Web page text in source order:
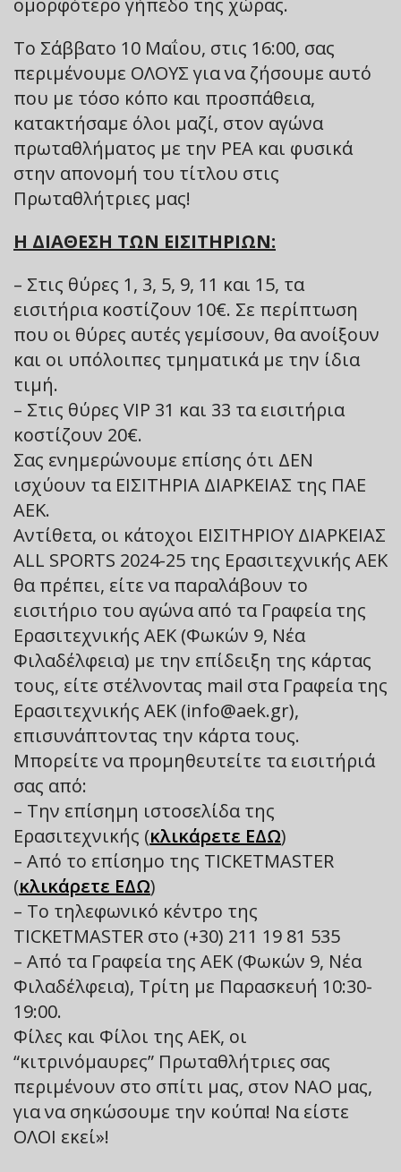
Το Σάββατο 10 Μαΐου, στις 16:00, σας
περιμένουμε ΟΛΟΥΣ για να ζήσουμε αυτό
που με τόσο κόπο και προσπάθεια,
κατακτήσαμε όλοι μαζί, στον αγώνα
πρωταθλήματος με την ΡΕΑ και φυσικά
στην απονομή του τίτλου στις
Πρωταθλήτριες μας!
Η ΔΙΑΘΕΣΗ ΤΩΝ ΕΙΣΙΤΗΡΙΩΝ:
– Στις θύρες 1, 3, 5, 9, 11 και 15, τα
εισιτήρια κοστίζουν 10€. Σε περίπτωση
που οι θύρες αυτές γεμίσουν, θα ανοίξουν
και οι υπόλοιπες τμηματικά με την ίδια
τιμή.
– Στις θύρες VIP 31 και 33 τα εισιτήρια
κοστίζουν 20€.
Σας ενημερώνουμε επίσης ότι ΔΕΝ
ισχύουν τα ΕΙΣΙΤΗΡΙΑ ΔΙΑΡΚΕΙΑΣ της ΠΑΕ
ΑΕΚ.
Αντίθετα, οι κάτοχοι ΕΙΣΙΤΗΡΙΟΥ ΔΙΑΡΚΕΙΑΣ
ALL SPORTS 2024-25 της Ερασιτεχνικής ΑΕΚ
θα πρέπει, είτε να παραλάβουν το
εισιτήριο του αγώνα από τα Γραφεία της
Ερασιτεχνικής ΑΕΚ (Φωκών 9, Νέα
Φιλαδέλφεια) με την επίδειξη της κάρτας
τους, είτε στέλνοντας mail στα Γραφεία της
Ερασιτεχνικής ΑΕΚ (info@aek.gr),
επισυνάπτοντας την κάρτα τους.
Μπορείτε να προμηθευτείτε τα εισιτήριά
σας από:
– Την επίσημη ιστοσελίδα της
Ερασιτεχνικής (κλικάρετε ΕΔΩ)
– Από το επίσημο της TICKETMASTER
(κλικάρετε ΕΔΩ)
– Το τηλεφωνικό κέντρο της
TICKETMASTER στο (+30) 211 19 81 535
– Από τα Γραφεία της ΑΕΚ (Φωκών 9, Νέα
Φιλαδέλφεια), Τρίτη με Παρασκευή 10:30-
19:00.
Φίλες και Φίλοι της ΑΕΚ, οι
“κιτρινόμαυρες” Πρωταθλήτριες σας
περιμένουν στο σπίτι μας, στον ΝΑΟ μας,
για να σηκώσουμε την κούπα! Να είστε
ΟΛΟΙ εκεί»!